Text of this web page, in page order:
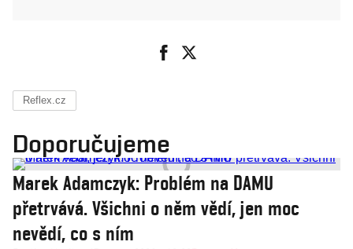
Reflex.cz
Doporučujeme
Marek Adamczyk: Problém na DAMU
přetrvává. Všichni o něm vědí, jen moc
nevědí, co s ním